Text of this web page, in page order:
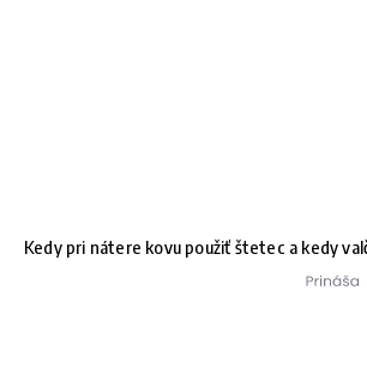
Kedy pri nátere kovu použiť štetec a kedy